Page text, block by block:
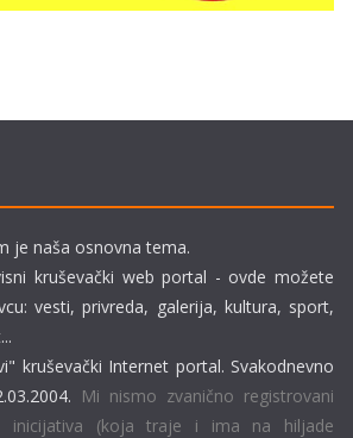
je naša osnovna tema.
kruševački web portal - ovde možete
vesti, privreda, galerija, kultura, sport,
kruševački Internet portal. Svakodnevno
Mi nismo zvanično registrovani
inicijativa (koja traje i ima na hiljade